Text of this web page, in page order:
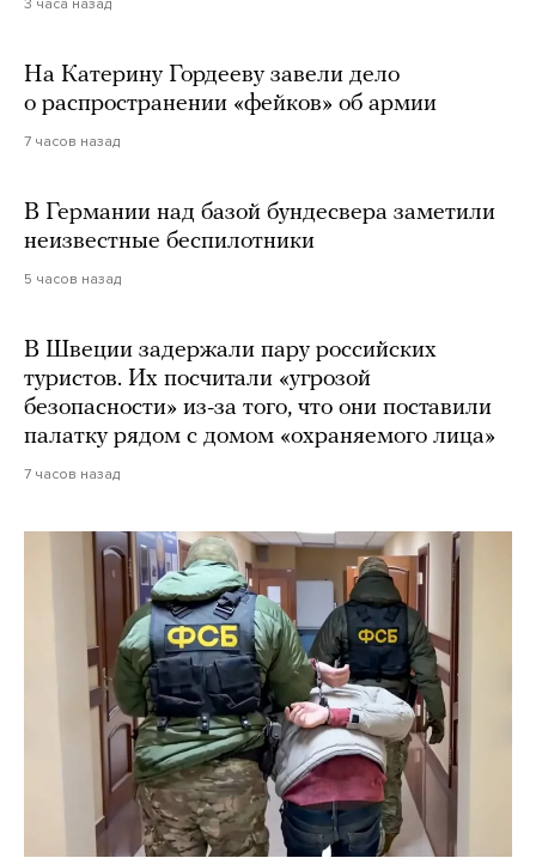
3 часа назад
На Катерину Гордееву завели дело
о распространении «фейков» об армии
7 часов назад
В Германии над базой бундесвера заметили
неизвестные беспилотники
5 часов назад
В Швеции задержали пару российских
туристов. Их посчитали «угрозой
безопасности» из-за того, что они поставили
палатку рядом с домом «охраняемого лица»
7 часов назад